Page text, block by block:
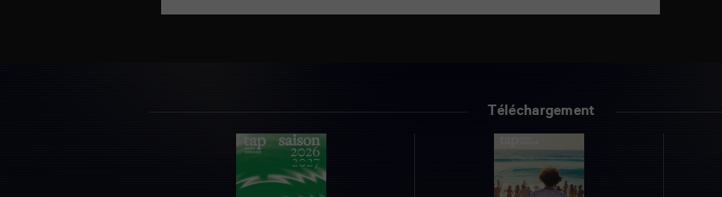
Téléchargement